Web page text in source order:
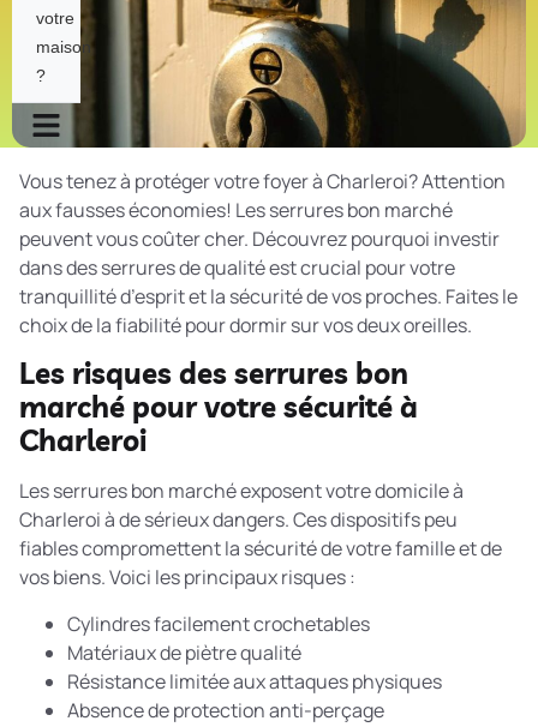
Vous tenez à protéger votre foyer à Charleroi? Attention
aux fausses économies! Les serrures bon marché
peuvent vous coûter cher. Découvrez pourquoi investir
dans des serrures de qualité est crucial pour votre
tranquillité d’esprit et la sécurité de vos proches. Faites le
choix de la fiabilité pour dormir sur vos deux oreilles.
Les risques des serrures bon
marché pour votre sécurité à
Charleroi
Les serrures bon marché exposent votre domicile à
Charleroi à de sérieux dangers. Ces dispositifs peu
fiables compromettent la sécurité de votre famille et de
vos biens. Voici les principaux risques :
Cylindres facilement crochetables
Matériaux de piètre qualité
Résistance limitée aux attaques physiques
Absence de protection anti-perçage
votre
maison
?